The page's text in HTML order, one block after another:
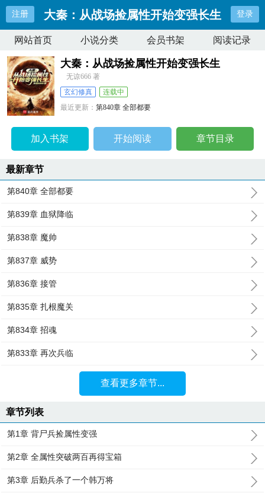
注册 大秦：从战场捡属性开始变强长生 登录
网站首页 小说分类 会员书架 阅读记录
大秦：从战场捡属性开始变强长生
无谅666 著
玄幻修真
连载中
最近更新：第840章 全部都要
加入书架 开始阅读 章节目录
最新章节
第840章 全部都要
第839章 血狱降临
第838章 魔帅
第837章 威势
第836章 接管
第835章 扎根魔关
第834章 招魂
第833章 再次兵临
查看更多章节...
章节列表
第1章 背尸兵捡属性变强
第2章 全属性突破两百再得宝箱
第3章 后勤兵杀了一个韩万将